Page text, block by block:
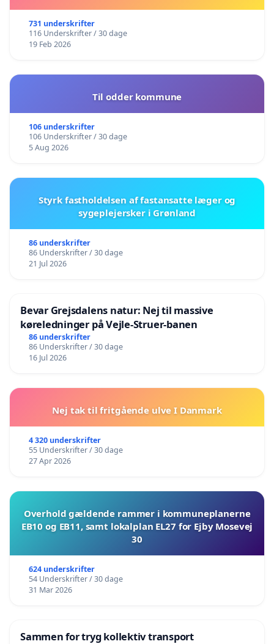
731 underskrifter
116 Underskrifter / 30 dage
19 Feb 2026
Til odder kommune
106 underskrifter
106 Underskrifter / 30 dage
5 Aug 2026
Styrk fastholdelsen af fastansatte læger og
sygeplejersker i Grønland
86 underskrifter
86 Underskrifter / 30 dage
21 Jul 2026
Bevar Grejsdalens natur: Nej til massive
køreledninger på Vejle-Struer-banen
86 underskrifter
86 Underskrifter / 30 dage
16 Jul 2026
Nej tak til fritgående ulve I Danmark
4 320 underskrifter
55 Underskrifter / 30 dage
27 Apr 2026
Overhold gældende rammer i kommuneplanerne
EB10 og EB11, samt lokalplan EL27 for Ejby Mosevej
30
624 underskrifter
54 Underskrifter / 30 dage
31 Mar 2026
Sammen for tryg kollektiv transport